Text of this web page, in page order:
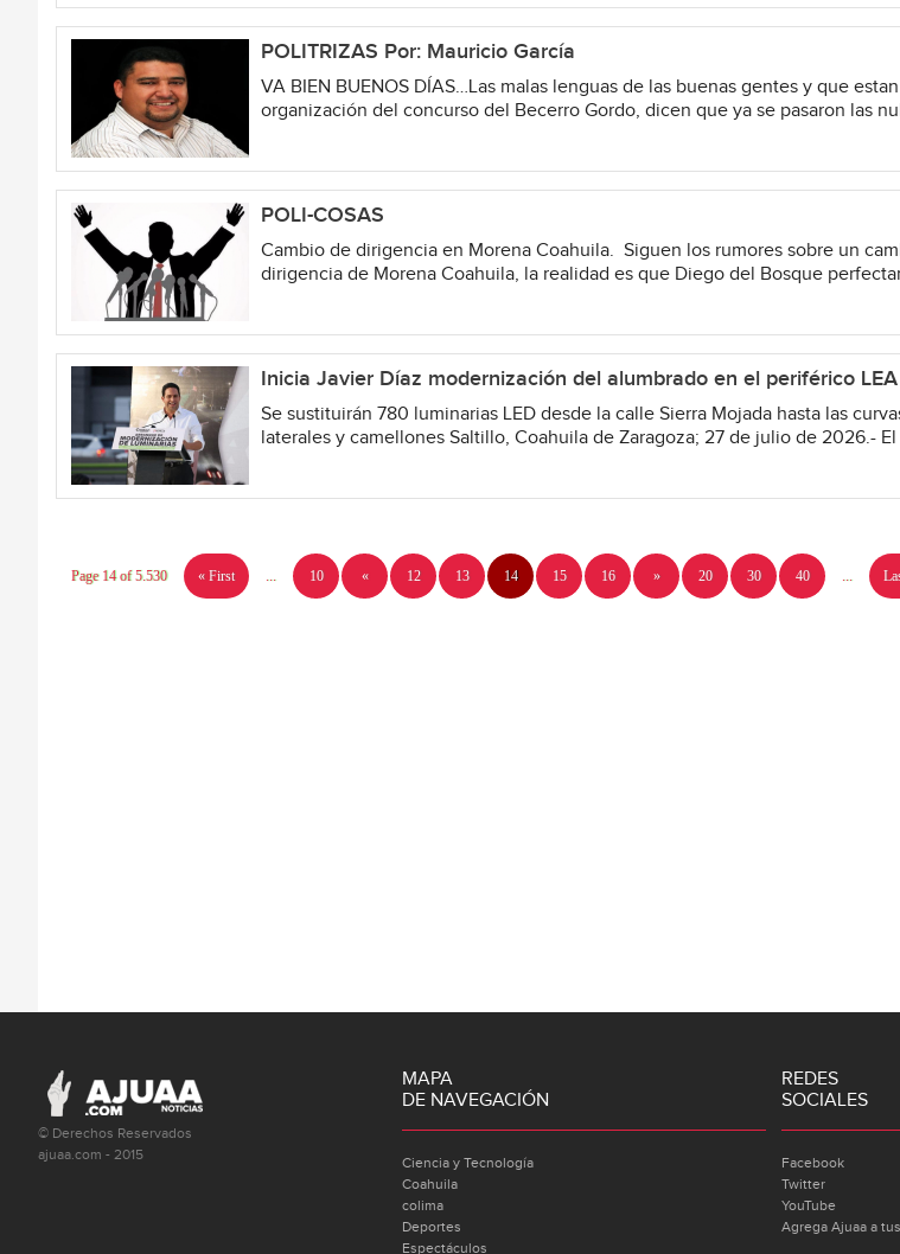
POLITRIZAS Por: Mauricio García
VA BIEN BUENOS DÍAS…Las malas lenguas de las buenas gentes y que
organización del concurso del Becerro Gordo, dicen que ya se pasaron las
POLI-COSAS
Cambio de dirigencia en Morena Coahuila. Siguen los rumores sobre un
dirigencia de Morena Coahuila, la realidad es que Diego del Bosque
Inicia Javier Díaz modernización del alumbrado en el periférico LEA
Se sustituirán 780 luminarias LED desde la calle Sierra Mojada hasta las
laterales y camellones Saltillo, Coahuila de Zaragoza; 27 de julio de 2026.- El
Page 14 of 5.530 « First ... 10 « 12 13 14 15 16 » 20 30 40 ...
© Derechos Reservados
ajuaa.com - 2015
MAPA
DE NAVEGACIÓN
Ciencia y Tecnología
Coahuila
colima
Deportes
Espectáculos
REDES
SOCIALES
Facebook
Twitter
YouTube
Agrega Ajuaa a